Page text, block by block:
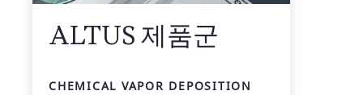
ALTUS 제품군
CHEMICAL VAPOR DEPOSITION